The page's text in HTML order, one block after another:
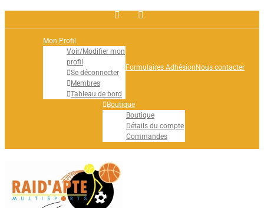
Facebook
Mon Profil
Voir/Modifier mon
profil
Se déconnecter
Membres
Tableau de bord
Formulaires Adhésion Nous contacter
Boutique
Boutique
Détails du compte
Commandes